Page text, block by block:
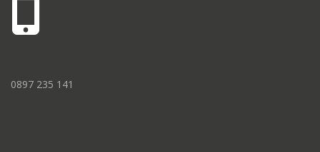
0897 235 141